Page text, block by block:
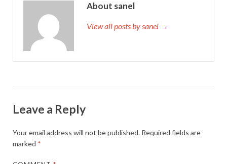
About sanel
View all posts by sanel →
Leave a Reply
Your email address will not be published. Required fields are
marked *